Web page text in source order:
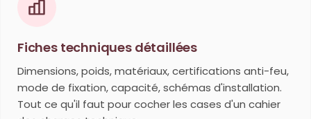
Fiches techniques détaillées
Dimensions, poids, matériaux, certifications anti-feu,
mode de fixation, capacité, schémas d'installation.
Tout ce qu'il faut pour cocher les cases d'un cahier